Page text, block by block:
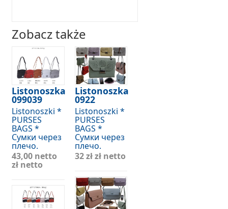
Zobacz także
Listonoszka
099039
Listonoszki *
PURSES
BAGS *
Сумки через
плечо.
43,00 netto
zł netto
Listonoszka
0922
Listonoszki *
PURSES
BAGS *
Сумки через
плечо.
32 złzł netto